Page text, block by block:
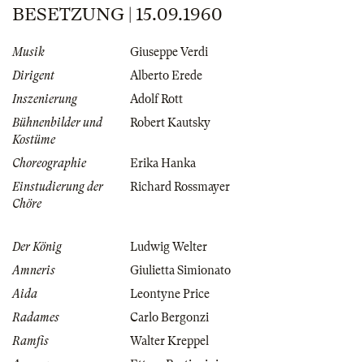
BESETZUNG | 15.09.1960
Musik
Giuseppe Verdi
Dirigent
Alberto Erede
Inszenierung
Adolf Rott
Bühnenbilder und
Kostüme
Robert Kautsky
Choreographie
Erika Hanka
Einstudierung der
Chöre
Richard Rossmayer
Der König
Ludwig Welter
Amneris
Giulietta Simionato
Aida
Leontyne Price
Radames
Carlo Bergonzi
Ramfis
Walter Kreppel